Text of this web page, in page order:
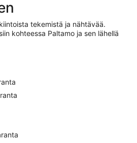
tekemistä ja nähtävää.
kohteessa Paltamo ja sen lähellä